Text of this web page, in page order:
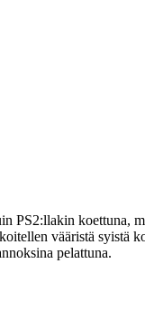
koettuna,
vääristä
pelattuna.